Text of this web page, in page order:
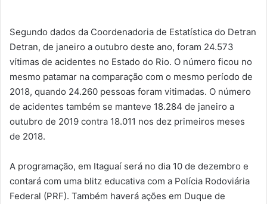
Segundo dados da Coordenadoria de Estatística do Detran
Detran, de janeiro a outubro deste ano, foram 24.573
vítimas de acidentes no Estado do Rio. O número ficou no
mesmo patamar na comparação com o mesmo período de
2018, quando 24.260 pessoas foram vitimadas. O número
de acidentes também se manteve 18.284 de janeiro a
outubro de 2019 contra 18.011 nos dez primeiros meses
de 2018.
A programação, em Itaguaí será no dia 10 de dezembro e
contará com uma blitz educativa com a Polícia Rodoviária
Federal (PRF). Também haverá ações em Duque de